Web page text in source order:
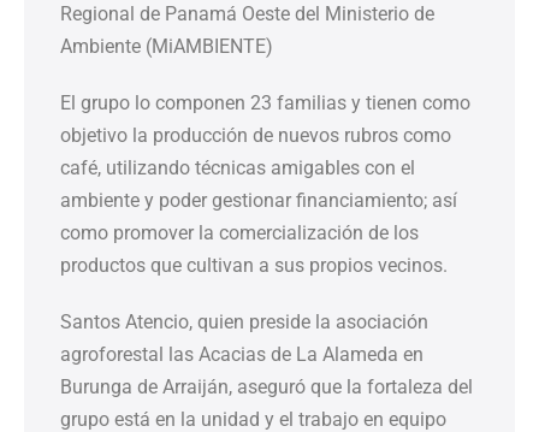
Regional de Panamá Oeste del Ministerio de
Ambiente (MiAMBIENTE)
El grupo lo componen 23 familias y tienen como
objetivo la producción de nuevos rubros como
café, utilizando técnicas amigables con el
ambiente y poder gestionar financiamiento; así
como promover la comercialización de los
productos que cultivan a sus propios vecinos.
Santos Atencio, quien preside la asociación
agroforestal las Acacias de La Alameda en
Burunga de Arraiján, aseguró que la fortaleza del
grupo está en la unidad y el trabajo en equipo